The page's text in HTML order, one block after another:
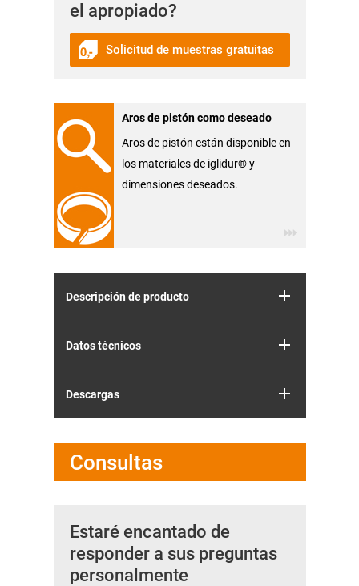
el apropiado?
Solicitud de muestras gratuitas
Aros de pistón como deseado
Aros de pistón están disponible en
los materiales de iglidur® y
dimensiones deseados.
Descripción de producto
Datos técnicos
Descargas
Consultas
Estaré encantado de
responder a sus preguntas
personalmente